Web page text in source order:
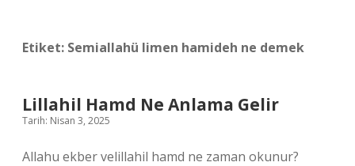
Etiket: Semiallahü limen hamideh ne demek
Lillahil Hamd Ne Anlama Gelir
Tarih: Nisan 3, 2025
Allahu ekber velillahil hamd ne zaman okunur?